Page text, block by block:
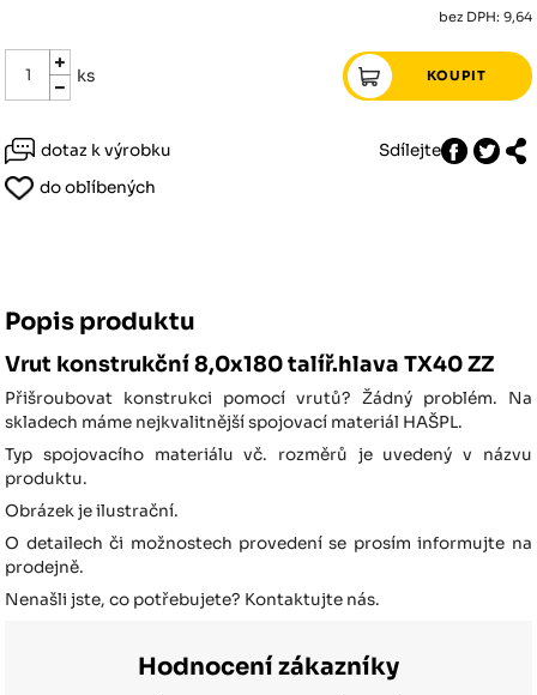
bez DPH: 9,64
ks
dotaz k výrobku
Sdílejte
do oblíbených
Popis produktu
Vrut konstrukční 8,0x180 talíř.hlava TX40 ZZ
Přišroubovat konstrukci pomocí vrutů? Žádný problém. Na
skladech máme nejkvalitnější spojovací materiál HAŠPL.
Typ spojovacího materiálu vč. rozměrů je uvedený v názvu
produktu.
Obrázek je ilustrační.
O detailech či možnostech provedení se prosím informujte na
prodejně.
Nenašli jste, co potřebujete? Kontaktujte nás.
Hodnocení zákazníky